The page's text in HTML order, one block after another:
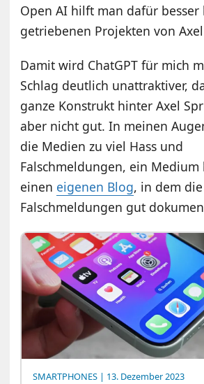
Open AI hilft man dafür besser
getriebenen Projekten von
Damit wird ChatGPT für mich
Schlag deutlich unattraktiver,
ganze Konstrukt hinter Axel
aber nicht gut. In meinen
die Medien zu viel Hass und
Falschmeldungen, ein Medium
einen eigenen Blog, in dem
Falschmeldungen gut
SMARTPHONES | 13. Dezember 2023